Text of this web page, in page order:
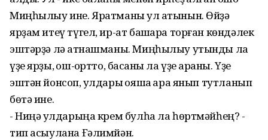
Миңһылыу ине. Яратманы ул ҡатынын. Өйҙә
ярҙам итеү түгел, ир-ат башҡара торған көндәлек
эштәрҙә лә ҡатнашманы. Миңһылыу утынды ла
үҙе ярҙы, ҡош-ҡортто, баҡсаны ла үҙе ҡараны. Үҙе
эштән йонсоп, ҡулдары ҡояшҡа ҡара янып тутланып
бөтә ине.
- Ниңә ҡулдарыңа крем булһа ла һөртмәйһең? -
тип асыулана Ғәлимйән.